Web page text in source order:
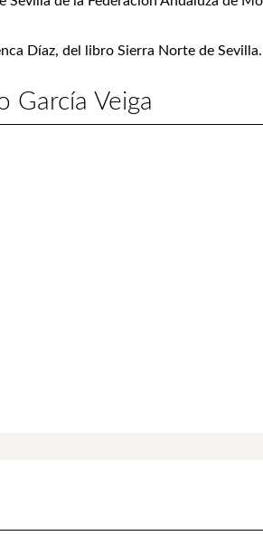
Díaz, del libro Sierra Norte de
García Veiga